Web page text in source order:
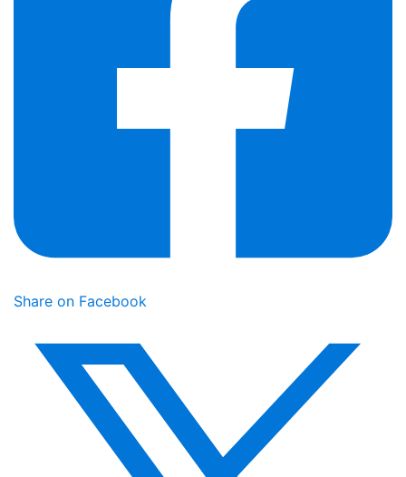
Share on Facebook